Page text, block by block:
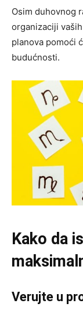
Osim duhovnog
organizaciji
planova pomoći
budućnosti.
Kako da
Verujte u